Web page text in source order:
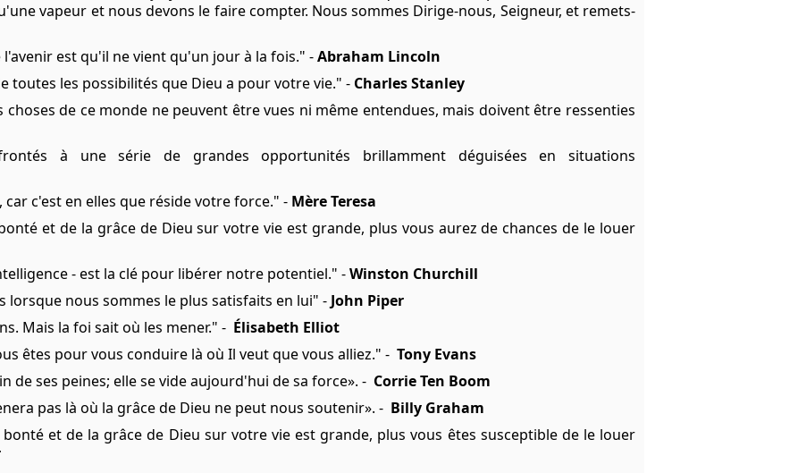
vapeur et nous devons le faire compter. Nous sommes Dirige-nous, Seigneur, et remets-
est qu'il ne vient qu'un jour à la fois." -Abraham Lincoln
toutes les possibilités que Dieu a pour votre vie." - Charles Stanley
choses de ce monde ne peuvent être vues ni même entendues, mais doivent être ressenties
à une série de grandes opportunités brillamment déguisées en situations
c'est en elles que réside votre force." - Mère Teresa
et de la grâce de Dieu sur votre vie est grande, plus vous aurez de chances de le louer
- est la clé pour libérer notre potentiel." -Winston Churchill
lorsque nous sommes le plus satisfaits en lui" - John Piper
Mais la foi sait où les mener." - Élisabeth Elliot
êtes pour vous conduire là où Il veut que vous alliez." - Tony Evans
de ses peines; elle se vide aujourd'hui de sa force». - Corrie Ten Boom
pas là où la grâce de Dieu ne peut nous soutenir». - Billy Graham
et de la grâce de Dieu sur votre vie est grande, plus vous êtes susceptible de le louer